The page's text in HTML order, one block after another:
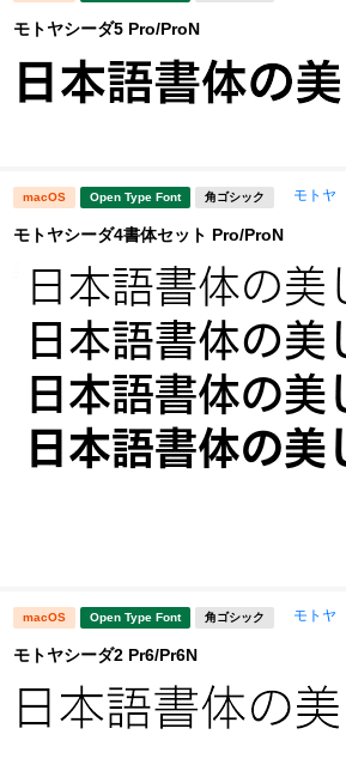
モトヤシーダ5 Pro/ProN
macOS Open Type Font 角ゴシック モトヤ
モトヤシーダ4書体セット Pro/ProN
macOS Open Type Font 角ゴシック モトヤ
モトヤシーダ2 Pr6/Pr6N